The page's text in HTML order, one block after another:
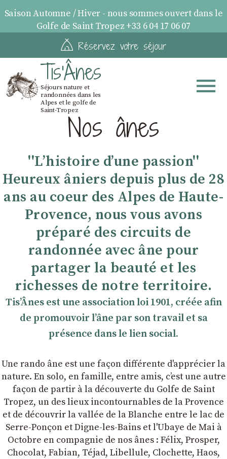
Saison Automne / Hiver - nous sommes ouvert dans le
Golfe de Saint Tropez +33 6 04 17 06 07
Réservez votre séjour
Tis'Ânes
Séjours nature et
randonnées dans les
Alpes et le golfe de
Saint-TropezNos ânes
''Lʼhistoire dʼune passion''
Heureux âniers depuis plus de 28
ans au coeur des Alpes de Haute-
Provence, nous vous avons
préparé des circuits de
randonnée avec âne pour
partager la beauté et les
richesses de notre territoire.
TisʼÂnes est une association loi 1901, créée afin
de promouvoir lʼâne par son travail et sa
présence dans le lien social.
Une rando âne est une façon différente d'apprécier la
nature. En solo, en famille, entre amis, cʼest une autre
façon de partir à la découverte du Golfe de Saint
Tropez, un des lieux incontournables de la Provence
et de découvrir la vallée de la Blanche entre le lac de
Serre-Ponçon et Digne-les-Bains et l'Ubaye de Mai à
Octobre en compagnie de nos ânes : Félix, Prosper,
Chocolat, Fabian, Téjad, Libellule, Clochette, Haos,